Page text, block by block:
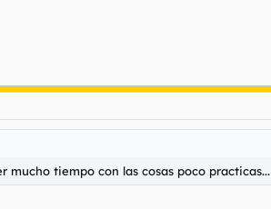
tiempo con las cosas poco practicas...